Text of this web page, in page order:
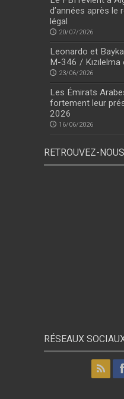
d’années après
légal
20/07/2026
Leonardo et
M-346 / Kızılelma
23/06/2026
Les Émirats
fortement leur
2026
16/06/2026
RETROUVEZ-
RÉSEAUX